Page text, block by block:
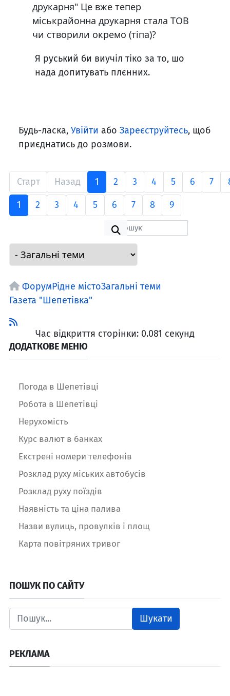
друкарня" Це вже тепер
міськрайонна друкарня стала ТОВ
чи створили окремо (тіпа)?
Я руський би виучіл тіко за то, шо
нада допитувать плєнних.
Будь-ласка, Увійти або Зареєструйтесь, щоб
приєднатись до розмови.
Старт Назад 1 2 3 4 5 6 7
1 2 3 4 5 6 7 8 9
ФорумРідне містоЗагальні теми
Газета "Шепетівка"
Час відкриття сторінки: 0.081 секунд
ДОДАТКОВЕ МЕНЮ
Погода в Шепетівці
Робота в Шепетівці
Нерухомість
Курс валют в банках
Екстрені номери телефонів
Розклад руху міських автобусів
Розклад руху поїздів
Наявність та ціна палива
Назви вулиць, провулків і площ
Карта повітряних тривог
ПОШУК ПО САЙТУ
Шукати
РЕКЛАМА